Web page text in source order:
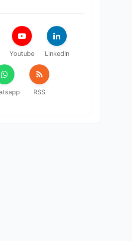
Youtube LinkedIn
RSS